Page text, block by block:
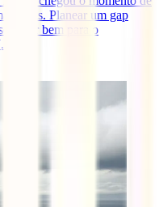
dicas. Planear um gap
olhar bem para o